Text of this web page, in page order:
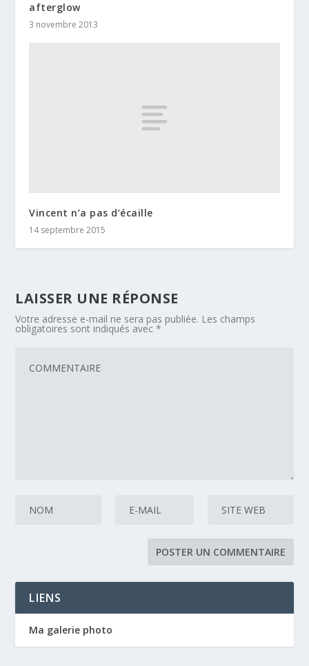
afterglow
3 novembre 2013
Vincent n’a pas d’écaille
14 septembre 2015
LAISSER UNE RÉPONSE
Votre adresse e-mail ne sera pas publiée. Les champs
obligatoires sont indiqués avec*
LIENS
Ma galerie photo